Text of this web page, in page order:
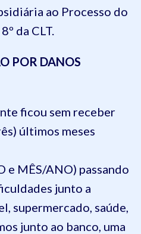
ao Processo do
da CLT.
POR DANOS
ficou sem receber
últimos meses
e MÊS/ANO) passando
junto a
supermercado, saúde,
junto ao banco, uma